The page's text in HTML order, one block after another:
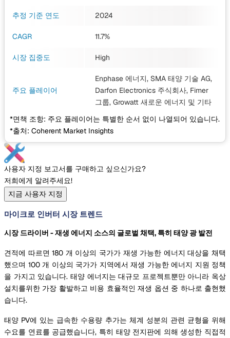
추정 기준 연도 2024
CAGR 11.7%
시장 집중도 High
주요 플레이어
Enphase 에너지, SMA 태양 기술 AG,
Darfon Electronics 주식회사, Fimer
그룹, Growatt 새로운 에너지 및 기타
*면책 조항: 주요 플레이어는 특별한 순서 없이 나열되어 있습니다.
*출처: Coherent Market Insights
사용자 지정 보고서를 구매하고 싶으신가요?
저희에게 알려주세요!
지금 사용자 지정
마이크로 인버터 시장 트렌드
시장 드라이버 - 재생 에너지 소스의 글로벌 채택, 특히 태양 광 발전
견적에 따르면 180 개 이상의 국가가 재생 가능한 에너지 대상을 채택
했으며 100 개 이상의 국가가 지역에서 재생 가능한 에너지 지원 정책
을 가지고 있습니다. 태양 에너지는 대규모 프로젝트뿐만 아니라 옥상
설치를위한 가장 활발하고 비용 효율적인 재생 옵션 중 하나로 출현했
습니다.
태양 PV에 있는 급속한 수용량 추가는 체계 성분의 관련 균형을 위해
수요를 연료를 공급했습니다, 특히 태양 전지판에 의해 생성한 직접적